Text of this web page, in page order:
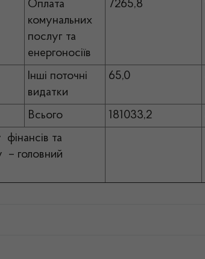
Оплата
комунальних
послуг та
енергоносіїв
7265,8
Інші поточні
видатки
65,0
Всього 181033,2
фінансів та
– головний